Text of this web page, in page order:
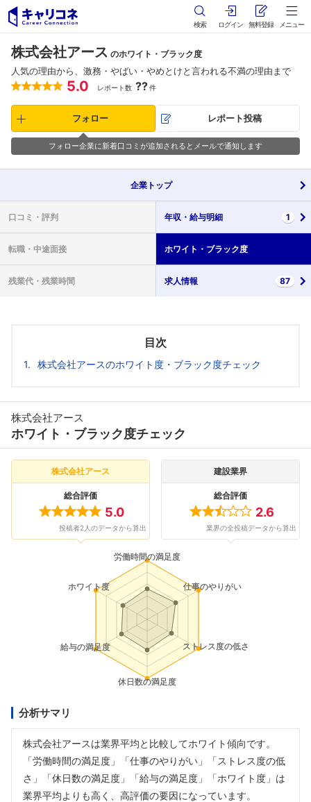
検索 ログイン 無料登録 メニュー
株式会社アース のホワイト・ブラック度
人気の理由から、激務・やばい・やめとけと言われる不満の理由まで
5.0 レポート数 ??件
フォロー レポート投稿
フォロー企業に新着口コミが追加されるとメールで通知します
企業 トップ
口コミ・ 評判 年収・ 給与明細 1
転職・ 中途面接 ホワイト・ ブラック度
残業代・ 残業時間 求人情報 87
目次
株式会社アースのホワイト度・ブラック度チェック
株式会社アース
ホワイト・ブラック度チェック
株式会社アース
総合評価
5.0
投稿者2人のデータから算出
建設業界
総合評価
2.6
業界の全投稿データから算出
分析サマリ
株式会社アースは業界平均と比較してホワイト傾向です。
「労働時間の満足度」「仕事のやりがい」「ストレス度の低
さ」「休日数の満足度」「給与の満足度」「ホワイト度」は
業界平均よりも高く、高評価の要因になっています。